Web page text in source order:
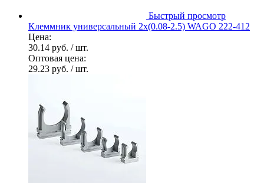
Быстрый просмотр
Клеммник универсальный 2х(0.08-2.5) WAGO 222-412
Цена:
30.14 руб. / шт.
Оптовая цена:
29.23 руб. / шт.